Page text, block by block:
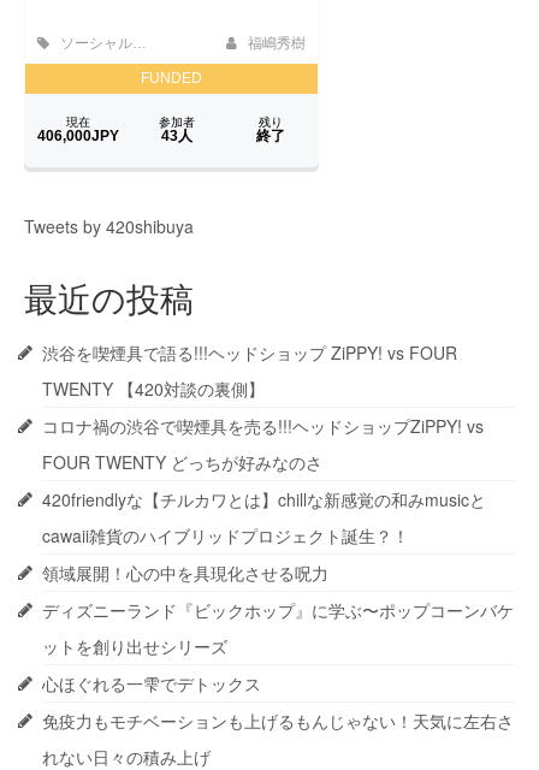
Tweets by 420shibuya
最近の投稿
渋谷を喫煙具で語る!!!ヘッドショップ ZiPPY! vs FOUR
TWENTY 【420対談の裏側】
コロナ禍の渋谷で喫煙具を売る!!!ヘッドショップZiPPY! vs
FOUR TWENTY どっちが好みなのさ
420friendlyな【チルカワとは】chillな新感覚の和みmusicと
cawaii雑貨のハイブリッドプロジェクト誕生？！
領域展開！心の中を具現化させる呪力
ディズニーランド『ビックホップ』に学ぶ〜ポップコーンバケ
ットを創り出せシリーズ
心ほぐれる一雫でデトックス
免疫力もモチベーションも上げるもんじゃない！天気に左右さ
れない日々の積み上げ